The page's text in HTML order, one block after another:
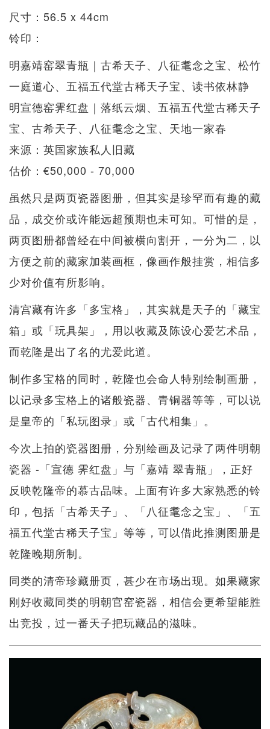
尺寸：56.5 x 44cm
铃印：
明嘉靖窑翠青瓶｜古希天子、八征耄念之宝、松竹
一庭道心、五福五代堂古稀天子宝、读书依林静
明宣德窑霁红盘｜落纸云烟、五福五代堂古稀天子
宝、古希天子、八征耄念之宝、天地一家春
来源：英国家族私人旧藏
估价：€50,000 - 70,000
虽然只是两页瓷器图册，但其实是珍罕而有趣的藏
品，成交价或许能远超预期也未可知。可惜的是，
两页图册都曾经在中间被横向割开，一分为二，以
方便之前的藏家加装画框，像画作般挂赏，相信多
少对价值有所影响。
清宫藏有许多「多宝格」，其实就是天子的「藏宝
箱」或「玩具架」，用以收藏及陈设心爱艺术品，
而乾隆是出了名的尤爱此道。
制作多宝格的同时，乾隆也会命人特别绘制画册，
以记录多宝格上的诸般瓷器、青铜器等等，可以说
是皇帝的「私玩图录」或「古代相集」。
今次上拍的瓷器图册，分别绘画及记录了两件明朝
瓷器 -「宣德 霁红盘」与「嘉靖 翠青瓶」，正好
反映乾隆帝的慕古品味。上面有许多大家熟悉的铃
印，包括「古希天子」、「八征耄念之宝」、「五
福五代堂古稀天子宝」等等，可以借此推测图册是
乾隆晚期所制。
同类的清帝珍藏册页，甚少在市场出现。如果藏家
刚好收藏同类的明朝官窑瓷器，相信会更希望能胜
出竞投，过一番天子把玩藏品的滋味。